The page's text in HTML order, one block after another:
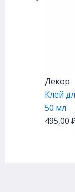
Декор
Клей
50 мл
495,00